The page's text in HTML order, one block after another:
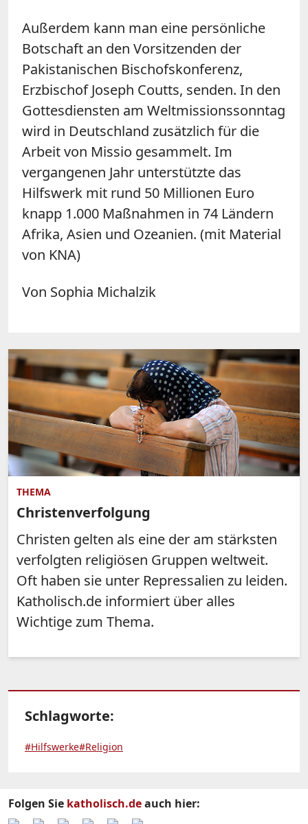
Außerdem kann man eine persönliche
Botschaft an den Vorsitzenden der
Pakistanischen Bischofskonferenz,
Erzbischof Joseph Coutts, senden. In den
Gottesdiensten am Weltmissionssonntag
wird in Deutschland zusätzlich für die
Arbeit von Missio gesammelt. Im
vergangenen Jahr unterstützte das
Hilfswerk mit rund 50 Millionen Euro
knapp 1.000 Maßnahmen in 74 Ländern
Afrika, Asien und Ozeanien. (mit Material
von KNA)
Von Sophia Michalzik
THEMA
Christenverfolgung
Christen gelten als eine der am stärksten
verfolgten religiösen Gruppen weltweit.
Oft haben sie unter Repressalien zu leiden.
Katholisch.de informiert über alles
Wichtige zum Thema.
Schlagworte:
#Hilfswerke#Religion
Folgen Sie katholisch.deauch hier: